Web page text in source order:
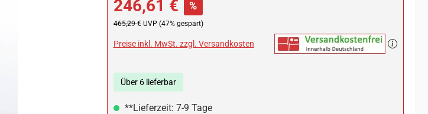
246,61 € %
Regulärer Preis:
465,29 € UVP (47% gespart)
Preise inkl. MwSt. zzgl. Versandkosten
Über 6 lieferbar
**Lieferzeit: 7-9 Tage